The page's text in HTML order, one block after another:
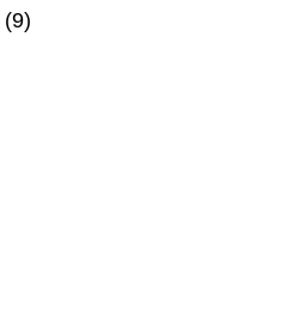
(9)